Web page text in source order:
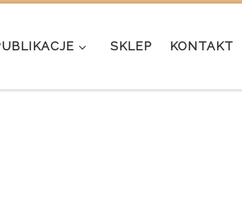
SKLEP KONTAKT